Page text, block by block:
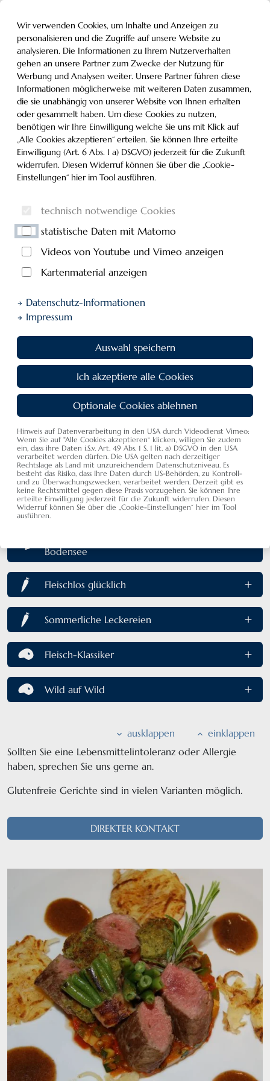
Informationen und Einstellungen zur Barrierefreiheit
MENÜ
Speisekarte
Vorspeisen
Aus dem Chiemsee
Fischspezialitäten
Bodensee
Fleischlos glücklich
Sommerliche Leckereien
Fleisch-Klassiker
Wild auf Wild
ausklappen
einklappen
Sollten Sie eine Lebensmittelintoleranz oder Allergie
haben, sprechen Sie uns gerne an.
Glutenfreie Gerichte sind in vielen Varianten möglich.
DIREKTER KONTAKT
Wir verwenden Cookies, um Inhalte und Anzeigen zu
personalisieren und die Zugriffe auf unsere Website zu
analysieren. Die Informationen zu Ihrem Nutzerverhalten
gehen an unsere Partner zum Zwecke der Nutzung für
Werbung und Analysen weiter. Unsere Partner führen diese
Informationen möglicherweise mit weiteren Daten zusammen,
die sie unabhängig von unserer Website von Ihnen erhalten
oder gesammelt haben. Um diese Cookies zu nutzen,
benötigen wir Ihre Einwilligung welche Sie uns mit Klick auf
„Alle Cookies akzeptieren“ erteilen. Sie können Ihre erteilte
Einwilligung (Art. 6 Abs. 1 a) DSGVO) jederzeit für die Zukunft
widerrufen. Diesen Widerruf können Sie über die „Cookie-
Einstellungen“ hier im Tool ausführen.
technisch notwendige Cookies
statistische Daten mit Matomo
Videos von Youtube und Vimeo anzeigen
Kartenmaterial anzeigen
Datenschutz-Informationen
Impressum
Auswahl speichern
Ich akzeptiere alle Cookies
Optionale Cookies ablehnen
Hinweis auf Datenverarbeitung in den USA durch Videodienst Vimeo:
Wenn Sie auf "Alle Cookies akzeptieren“ klicken, willigen Sie zudem
ein, dass ihre Daten i.S.v. Art. 49 Abs. 1 S. 1 lit. a) DSGVO in den USA
verarbeitet werden dürfen. Die USA gelten nach derzeitiger
Rechtslage als Land mit unzureichendem Datenschutzniveau. Es
besteht das Risiko, dass Ihre Daten durch US-Behörden, zu Kontroll-
und zu Überwachungszwecken, verarbeitet werden. Derzeit gibt es
keine Rechtsmittel gegen diese Praxis vorzugehen. Sie können Ihre
erteilte Einwilligung jederzeit für die Zukunft widerrufen. Diesen
Widerruf können Sie über die „Cookie-Einstellungen“ hier im Tool
ausführen.